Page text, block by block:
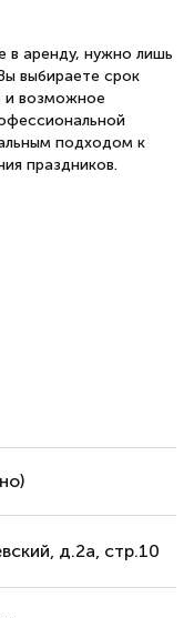
в аренду, нужно лишь
выбираете срок
и возможное
подходом к
праздников.
д.2а, стр.10